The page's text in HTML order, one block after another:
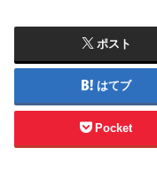
ポスト
はてブ
Pocket